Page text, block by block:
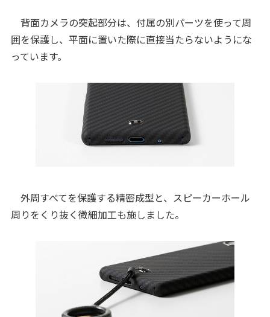
背面カメラの突起部分は、付属の別パーツを使って周
囲を保護し、平面に置いた際に直接当たらないようにな
っています。
外周すべてを保護する精密成型と、スピーカーホール
周りをくり抜く微細加工も施しました。